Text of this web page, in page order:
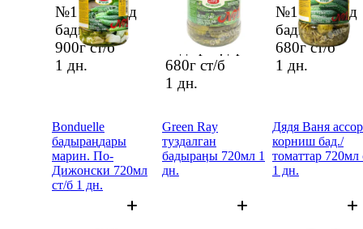
№1 маринад
бадыраны
900г ст/б
1 дн.
№1 марин.
корнишон
бадыраңдары
680г ст/б
1 дн.
№1 маринад
бадыраны
680г ст/б
1 дн.
Bonduelle
бадыраңдары
марин. По-
Дижонски 720мл
ст/б 1 дн.
Green Ray
туздалган
бадыраӊы 720мл 1
дн.
Дядя Ваня
корниш бад./
томаттар 720мл
1 дн.